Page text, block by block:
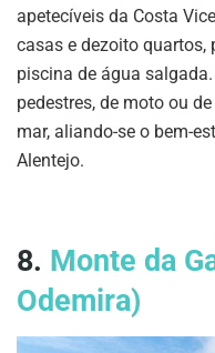
apetecíveis da Costa
casas e dezoito quartos,
piscina de água
pedestres, de moto ou
mar, aliando-se o bem-
Alentejo.
8. Monte da
Odemira)